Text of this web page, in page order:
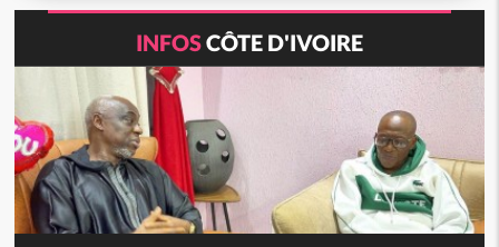
INFOSCÔTE D'IVOIRE